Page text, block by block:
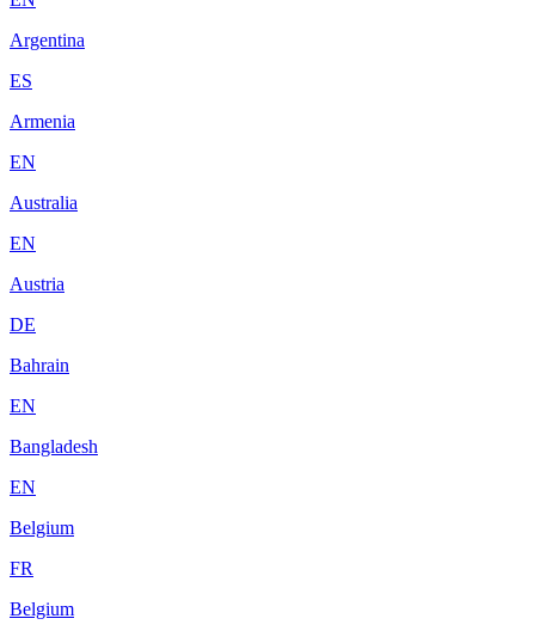
Argentina
ES
Armenia
EN
Australia
EN
Austria
DE
Bahrain
EN
Bangladesh
EN
Belgium
FR
Belgium